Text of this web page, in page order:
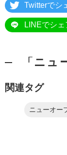
Twitterでシ
LINEでシェ
「ニュ
関連タグ
ニューオー